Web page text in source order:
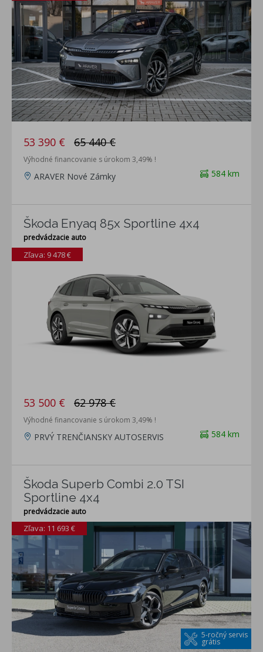
53 390 € 65 440 €
Výhodné financovanie s úrokom 3,49% !
584 km
ARAVER Nové Zámky
Škoda Enyaq 85x Sportline 4x4
predvádzacie auto
Zľava: 9 478 €
53 500 € 62 978 €
Výhodné financovanie s úrokom 3,49% !
584 km
PRVÝ TRENČIANSKY AUTOSERVIS
Škoda Superb Combi 2.0 TSI
Sportline 4x4
predvádzacie auto
5-ročný servis
grátis
Zľava: 11 693 €